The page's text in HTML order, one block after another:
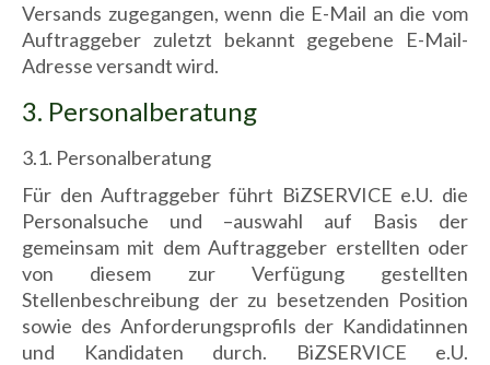
Versands zugegangen, wenn die E-Mail an die vom
Auftraggeber zuletzt bekannt gegebene E-Mail-
Adresse versandt wird.
3. Personalberatung
3.1. Personalberatung
Für den Auftraggeber führt BiZSERVICE e.U. die
Personalsuche und –auswahl auf Basis der
gemeinsam mit dem Auftraggeber erstellten oder
von diesem zur Verfügung gestellten
Stellenbeschreibung der zu besetzenden Position
sowie des Anforderungsprofils der Kandidatinnen
und Kandidaten durch. BiZSERVICE e.U.